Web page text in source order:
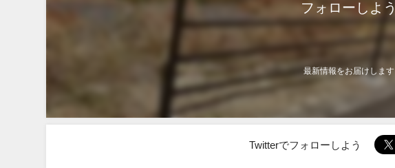
フォローしよう
最新情報をお届けします
Twitterでフォローしよう